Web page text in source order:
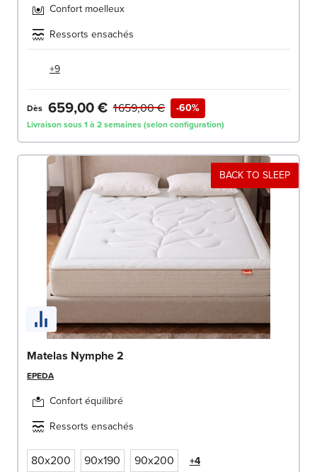
Confort moelleux
Ressorts ensachés
+9
Dès 659,00 € -60%
1 659,00 €
Livraison sous 1 à 2 semaines (selon configuration)
BACK TO SLEEP
Matelas Nymphe 2
EPEDA
Confort équilibré
Ressorts ensachés
80x200 90x190 90x200 +4